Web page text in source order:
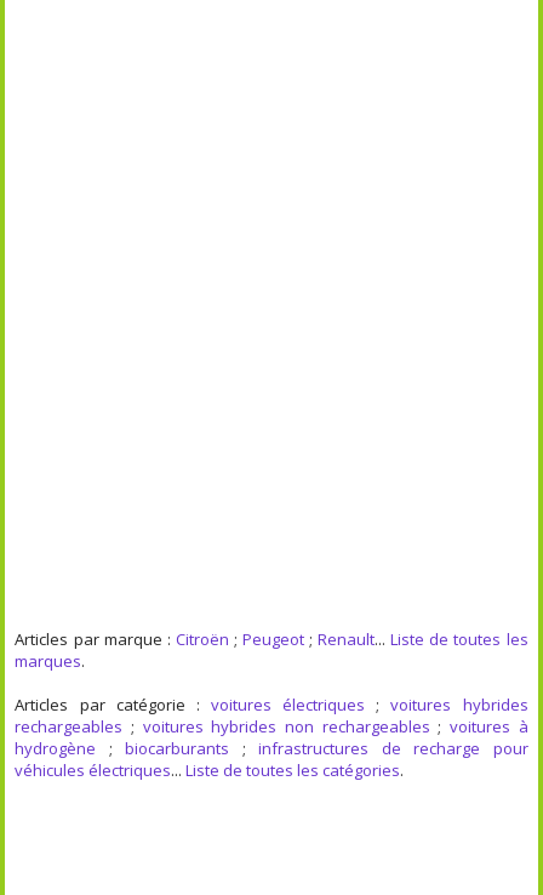
Articles par marque : Citroën ; Peugeot ;Renault...Liste de toutes les
marques.
Articles par catégorie : voitures électriques ;voitures hybrides
rechargeables ; voitures hybrides non rechargeables ; voitures à
hydrogène ;biocarburants ;infrastructures de recharge pour
véhicules électriques...Liste de toutes les catégories.